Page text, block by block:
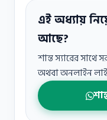
এই অধ্যায়
আছে?
শান্ত স্যারের
অথবা অনলাইন